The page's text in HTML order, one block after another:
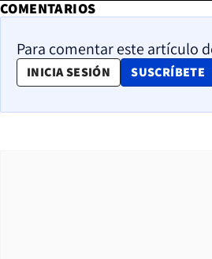
COMENTARIOS
Para comentar este artículo
INICIA SESIÓN SUSCRÍBETE
OPENS IN